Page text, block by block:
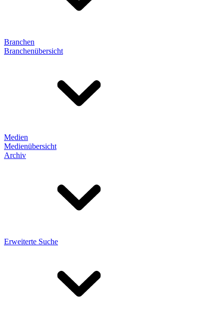
Branchen
Branchenübersicht
Medien
Medienübersicht
Archiv
Erweiterte Suche